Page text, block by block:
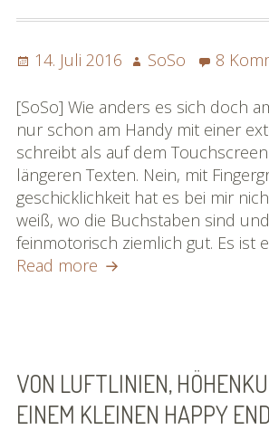
Posted
14. Juli 2016 Author
SoSo 8
[SoSo] Wie anders es sich doch
nur schon am Handy mit einer
schreibt als auf dem
längeren Texten. Nein, mit
geschicklichkeit hat es bei mir
weiß, wo die Buchstaben sind
feinmotorisch ziemlich gut. Es ist
Read more Das
VON LUFTLINIEN,
EINEM KLEINEN HAPPY END